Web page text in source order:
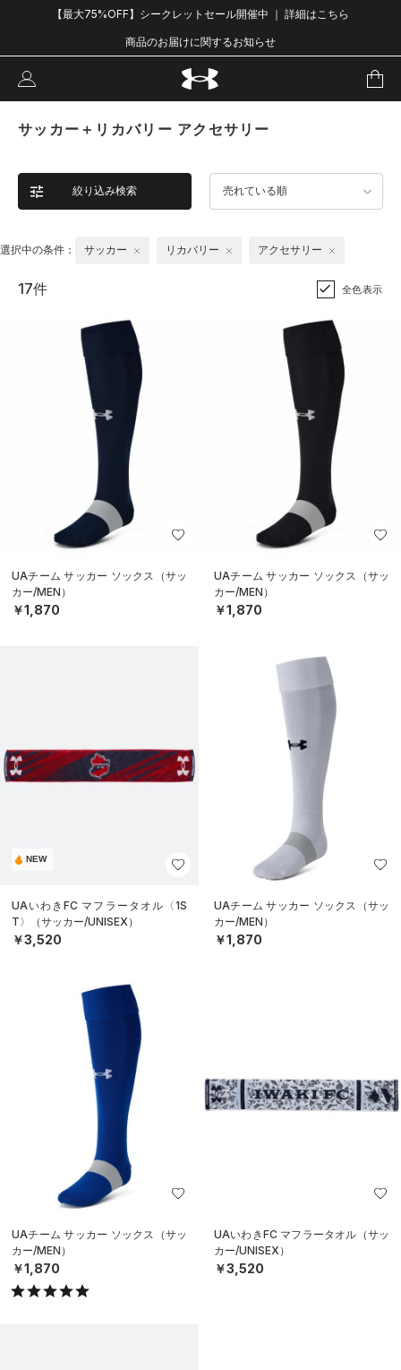
【最大75%OFF】シークレットセール開催中 ｜ 詳細はこちら
商品のお届けに関するお知らせ
サッカー＋リカバリー アクセサリー
絞り込み検索 売れている順
選択中の条件： サッカー リカバリー アクセサリー
17件 全色表示
UAチーム サッカー ソックス（サッ
カー/MEN）
￥1,870
UAチーム サッカー ソックス（サッ
カー/MEN）
￥1,870
NEW
UAいわきFC マフラータオル〈1S
T〉（サッカー/UNISEX）
￥3,520
UAチーム サッカー ソックス（サッ
カー/MEN）
￥1,870
UAチーム サッカー ソックス（サッ
カー/MEN）
￥1,870
UAいわきFC マフラータオル（サッ
カー/UNISEX）
￥3,520